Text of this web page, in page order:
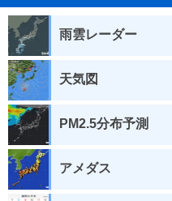
雨雲レーダー
天気図
PM2.5分布予測
アメダス